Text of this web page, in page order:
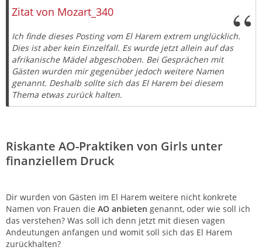
Zitat von Mozart_340
Ich finde dieses Posting vom El Harem extrem unglücklich.
Dies ist aber kein Einzelfall. Es wurde jetzt allein auf das
afrikanische Mädel abgeschoben. Bei Gesprächen mit
Gästen wurden mir gegenüber jedoch weitere Namen
genannt. Deshalb sollte sich das El Harem bei diesem
Thema etwas zurück halten.
Riskante AO-Praktiken von Girls unter
finanziellem Druck
Dir wurden von Gästen im El Harem weitere nicht konkrete
Namen von Frauen die AO anbieten genannt, oder wie soll ich
das verstehen? Was soll ich denn jetzt mit diesen vagen
Andeutungen anfangen und womit soll sich das El Harem
zurückhalten?